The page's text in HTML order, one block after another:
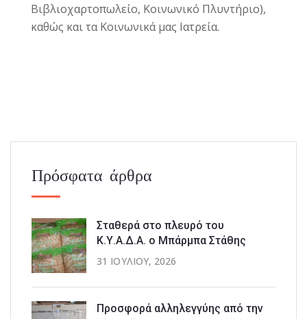
Βιβλιοχαρτοπωλείο, Κοινωνικό Πλυντήριο),
καθώς και τα Κοινωνικά μας Ιατρεία.
Πρόσφατα άρθρα
Σταθερά στο πλευρό του
Κ.Υ.Α.Δ.Α. ο Μπάρμπα Στάθης
31 ΙΟΥΛΊΟΥ, 2026
Προσφορά αλληλεγγύης από την